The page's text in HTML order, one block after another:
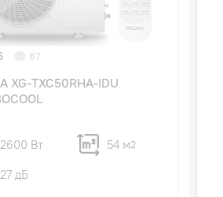
67
XG-TXC50RHA-IDU
2600 Вт 54 м2
27 дБ